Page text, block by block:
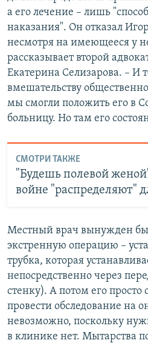
а его лечение – лишь
наказания". Он отказал
несмотря на имеющееся у
рассказывает второй
Екатерина Селизарова. – И
вмешательству
мы смогли положить его в
больницу. Но там его
СМОТРИ ТАКЖЕ
"Будешь полевой
войне "распределяют"
Местный врач вынужден
экстренную операцию –
трубка, которая
непосредственно через
стенку). А потом его просто
провести обследование на
невозможно, поскольку
в клинике нет. Мытарства